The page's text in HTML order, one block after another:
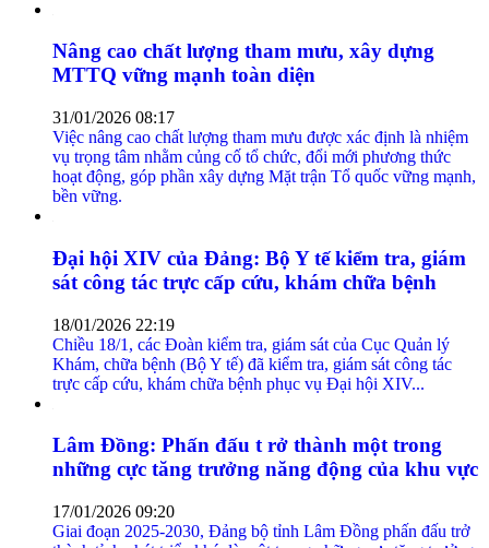
Nâng cao chất lượng tham mưu, xây dựng
MTTQ vững mạnh toàn diện
31/01/2026 08:17
Việc nâng cao chất lượng tham mưu được xác định là nhiệm
vụ trọng tâm nhằm củng cố tổ chức, đổi mới phương thức
hoạt động, góp phần xây dựng Mặt trận Tổ quốc vững mạnh,
bền vững.
Đại hội XIV của Đảng: Bộ Y tế kiểm tra, giám
sát công tác trực cấp cứu, khám chữa bệnh
18/01/2026 22:19
Chiều 18/1, các Đoàn kiểm tra, giám sát của Cục Quản lý
Khám, chữa bệnh (Bộ Y tế) đã kiểm tra, giám sát công tác
trực cấp cứu, khám chữa bệnh phục vụ Đại hội XIV...
Lâm Đồng: Phấn đấu t rở thành một trong
những cực tăng trưởng năng động của khu vực
17/01/2026 09:20
Giai đoạn 2025-2030, Đảng bộ tỉnh Lâm Đồng phấn đấu trở